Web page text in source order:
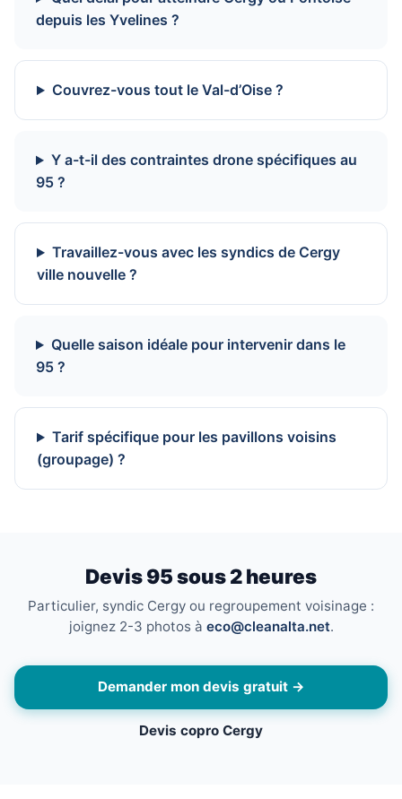
depuis les Yvelines ?
Couvrez-vous tout le Val-d’Oise ?
Y a-t-il des contraintes drone spécifiques au
95 ?
Travaillez-vous avec les syndics de Cergy
ville nouvelle ?
Quelle saison idéale pour intervenir dans le
95 ?
Tarif spécifique pour les pavillons voisins
(groupage) ?
Devis 95 sous 2 heures
Particulier, syndic Cergy ou regroupement voisinage :
joignez 2-3 photos à eco@cleanalta.net.
Demander mon devis gratuit →
Devis copro Cergy